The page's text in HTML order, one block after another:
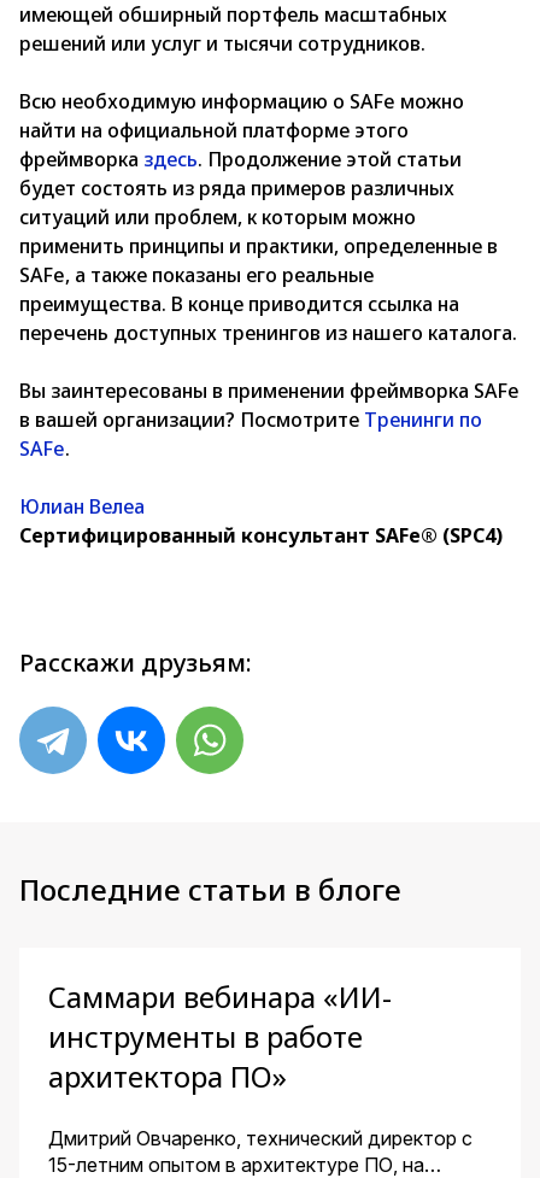
имеющей обширный портфель масштабных
решений или услуг и тысячи сотрудников.
Всю необходимую информацию о SAFe можно
найти на официальной платформе этого
фреймворка здесь. Продолжение этой статьи
будет состоять из ряда примеров различных
ситуаций или проблем, к которым можно
применить принципы и практики, определенные в
SAFe, а также показаны его реальные
преимущества. В конце приводится ссылка на
перечень доступных тренингов из нашего каталога.
Вы заинтересованы в применении фреймворка SAFe
в вашей организации? Посмотрите Тренинги по
SAFe.
Юлиан Велеа
Сертифицированный консультант SAFe® (SPC4)
Расскажи друзьям:
Последние статьи в блоге
Саммари вебинара «ИИ-
инструменты в работе
архитектора ПО»
Дмитрий Овчаренко, технический директор с
15-летним опытом в архитектуре ПО, на